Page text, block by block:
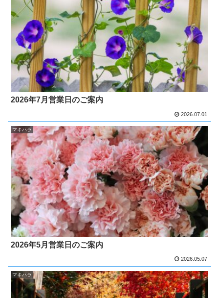
2026年7月営業日のご案内
2026.07.01
マキハラ
2026年5月営業日のご案内
2026.05.07
マキハラ